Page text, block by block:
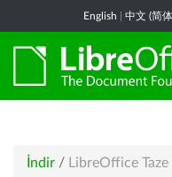
English 中文 (简
İndir / LibreOffice Taze